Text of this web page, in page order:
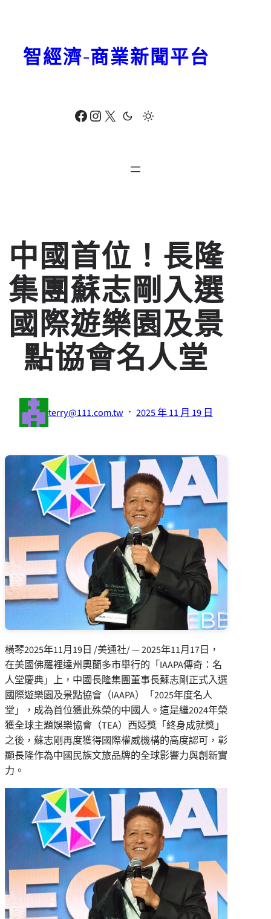
Facebook Instagram X
智經濟-商業新聞平台
中國首位！長隆
集團蘇志剛入選
國際遊樂園及景
點協會名人堂
terry@111.com.tw · 2025 年 11 月 19 日
橫琴2025年11月19日 /美通社/ —2025年11月17日，
在美國佛羅裡達州奧蘭多市舉行的「IAAPA傳奇：名
人堂慶典」上，中國長隆集團董事長蘇志剛正式入選
國際遊樂園及景點協會（IAAPA）「2025年度名人
堂」，成為首位獲此殊榮的中國人。這是繼2024年榮
獲全球主題娛樂協會（TEA）西婭獎「終身成就獎」
之後，蘇志剛再度獲得國際權威機構的高度認可，彰
顯長隆作為中國民族文旅品牌的全球影響力與創新實
力。